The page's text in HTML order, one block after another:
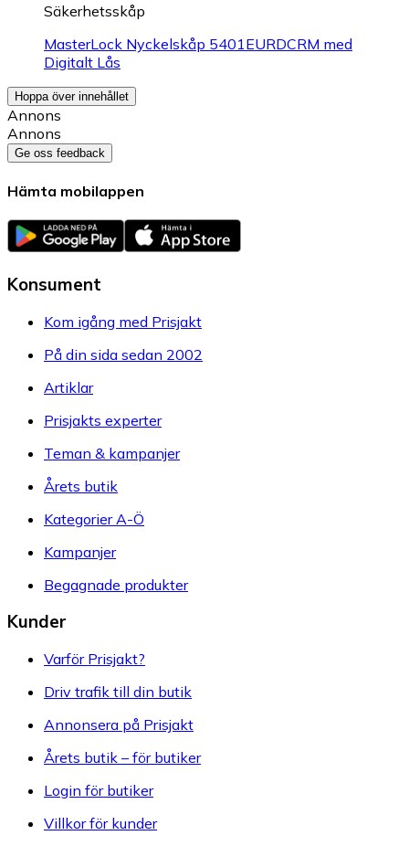
Säkerhetsskåp
MasterLock Nyckelskåp 5401EURDCRM med
Digitalt Lås
Hoppa över innehållet
Annons
Annons
Ge oss feedback
Hämta mobilappen
Konsument
Kom igång med Prisjakt
På din sida sedan 2002
Artiklar
Prisjakts experter
Teman & kampanjer
Årets butik
Kategorier A-Ö
Kampanjer
Begagnade produkter
Kunder
Varför Prisjakt?
Driv trafik till din butik
Annonsera på Prisjakt
Årets butik – för butiker
Login för butiker
Villkor för kunder